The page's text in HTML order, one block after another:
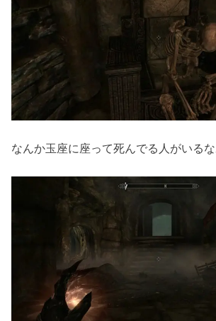
なんか玉座に座って死んでる人がいるな